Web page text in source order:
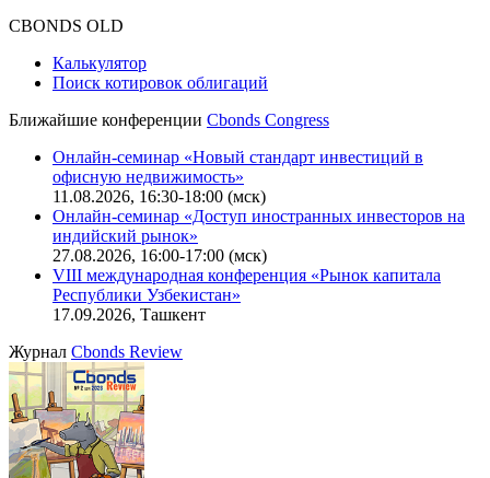
CBONDS OLD
Калькулятор
Поиск котировок облигаций
Ближайшие конференции Cbonds Congress
Онлайн-семинар «Новый стандарт инвестиций в
офисную недвижимость»
11.08.2026, 16:30-18:00 (мск)
Онлайн-семинар «Доступ иностранных инвесторов на
индийский рынок»
27.08.2026, 16:00-17:00 (мск)
VIII международная конференция «Рынок капитала
Республики Узбекистан»
17.09.2026, Ташкент
Журнал Cbonds Review